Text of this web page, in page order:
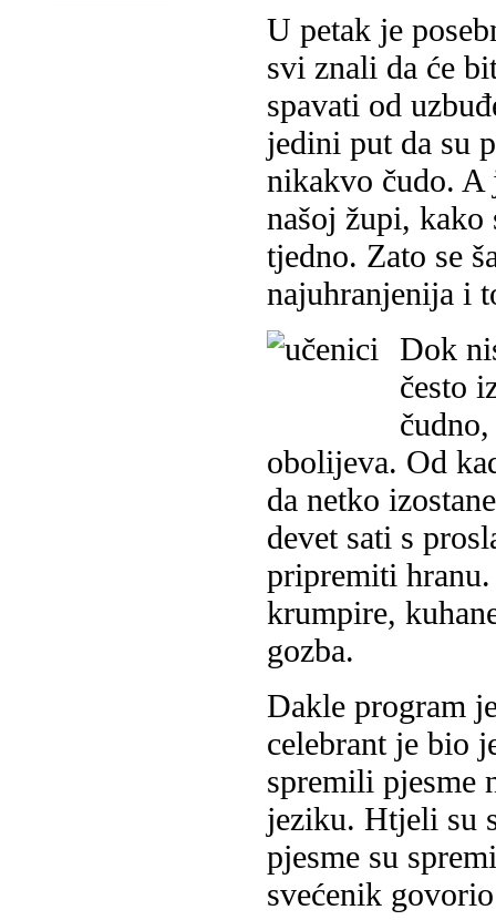
U petak je
svi znali da će
spavati od
jedini put da su
nikakvo čudo.
našoj župi,
tjedno. Zato se
najuhranjenija i
Dok
često
obolijeva. Od
da netko
devet sati s
pripremiti
krumpire,
gozba.
Dakle program
celebrant je bio
spremili pjesme
jeziku. Htjeli su
pjesme su
svećenik